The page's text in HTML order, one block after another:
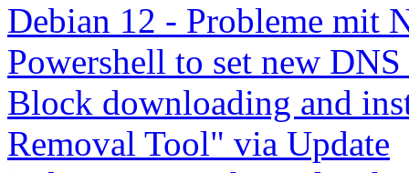
Debian 12 - Probleme mit
Powershell to set new
Block downloading and
Removal Tool" via Update